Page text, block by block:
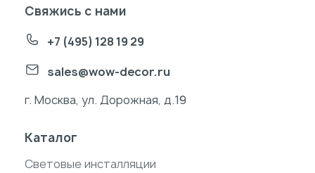
Свяжись с нами
+7 (495) 128 19 29
sales@wow-decor.ru
г. Москва, ул. Дорожная, д.19
Каталог
Световые инсталляции